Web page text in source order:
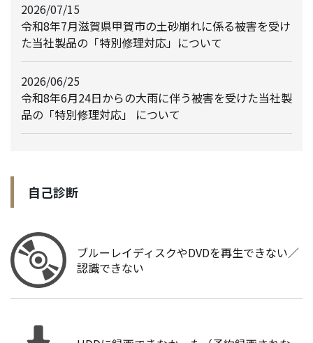
2026/07/15
令和8年7月滋賀県甲賀市の土砂崩れに係る被害を受け
た当社製品の「特別修理対応」について
2026/06/25
令和8年6月24日からの大雨に伴う被害を受けた当社製
品の「特別修理対応」 について
自己診断
ブルーレイディスクやDVDを再生できない／
認識できない